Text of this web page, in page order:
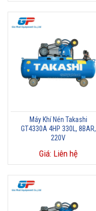
Máy Khí Nén Takashi
GT4330A 4HP 330L, 8BAR,
220V
Giá: Liên hệ